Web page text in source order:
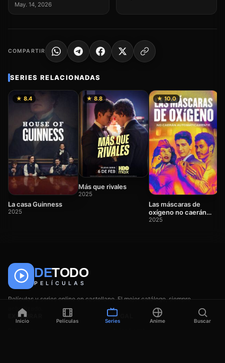
May. 14, 2026
COMPARTIR
SERIES RELACIONADAS
★ 8.4
La casa Guinness
2025
★ 8.8
Más que rivales
2025
★ 10.0
Las máscaras de
oxígeno no caerán
automáticamente
2025
DETODO
PELÍCULAS
Películas y series online en castellano. El mejor catálogo, siempre
actualizado.
EXPLORAR
LEGAL
Inicio Películas Series Anime Buscar